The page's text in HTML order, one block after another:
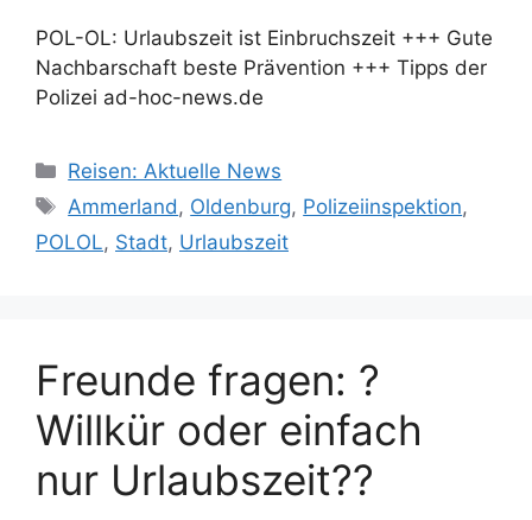
POL-OL: Urlaubszeit ist Einbruchszeit +++ Gute
Nachbarschaft beste Prävention +++ Tipps der
Polizei ad-hoc-news.de
Kategorien
Reisen: Aktuelle News
Schlagwörter
Ammerland, Oldenburg, Polizeiinspektion,
POLOL, Stadt, Urlaubszeit
Freunde fragen: ?
Willkür oder einfach
nur Urlaubszeit??